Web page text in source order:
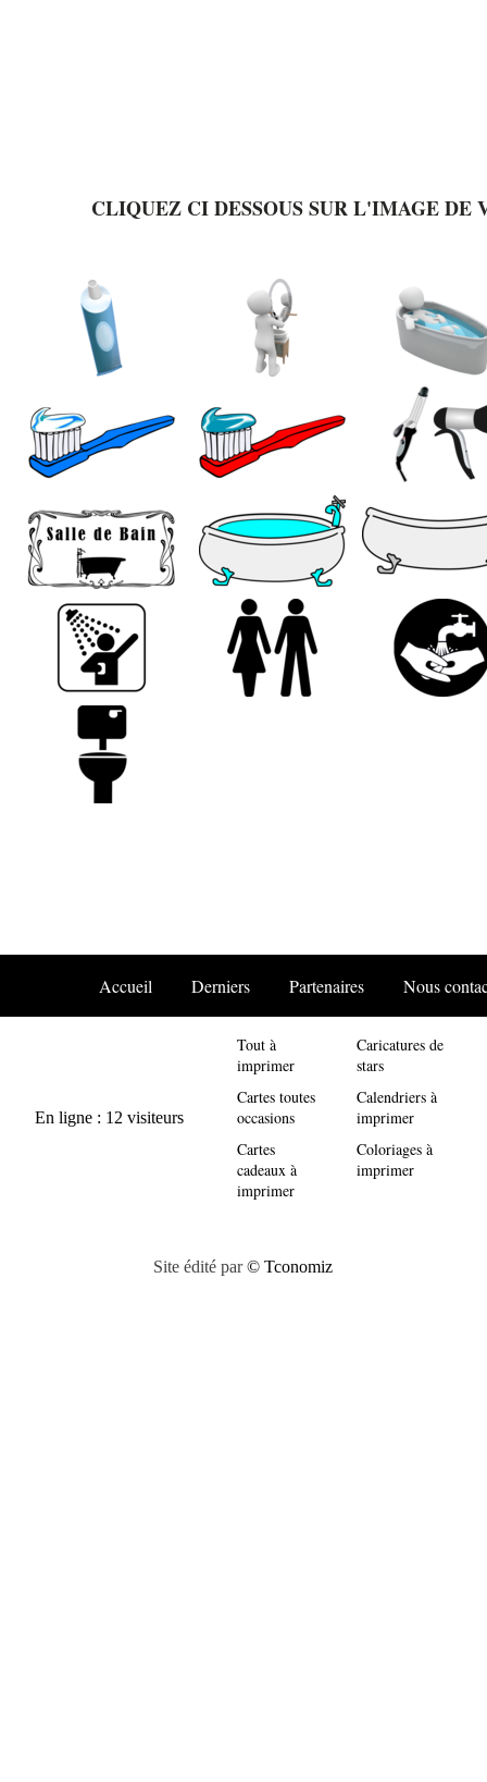
CLIQUEZ CI DESSOUS SUR L'IMAGE DE
Accueil Derniers Partenaires Nous
Tout à
imprimer
Cartes toutes
occasions
Cartes
cadeaux à
imprimer
Caricatures de
stars
Calendriers à
imprimer
Coloriages à
imprimer
Site édité par© Tconomiz